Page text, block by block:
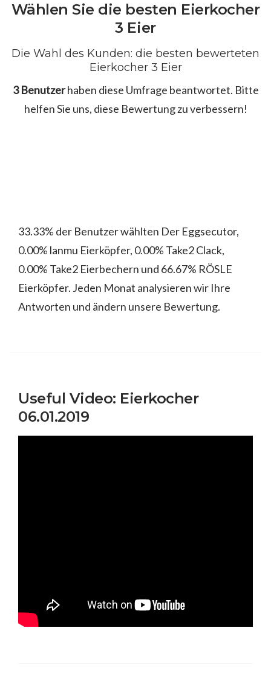
Wählen Sie die besten Eierkocher
3 Eier
Die Wahl des Kunden: die besten bewerteten
Eierkocher 3 Eier
3 Benutzerhaben diese Umfrage beantwortet. Bitte
helfen Sie uns, diese Bewertung zu verbessern!
33.33% der Benutzer wählten Der Eggsecutor,
0.00% lanmu Eierköpfer, 0.00% Take2 Clack,
0.00% Take2 Eierbechern und 66.67% RÖSLE
Eierköpfer. Jeden Monat analysieren wir Ihre
Antworten und ändern unsere Bewertung.
Useful Video: Eierkocher
06.01.2019